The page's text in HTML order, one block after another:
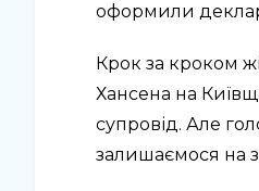
оформили
Крок за кроком
Хансена на
супровід. Але
залишаємося на